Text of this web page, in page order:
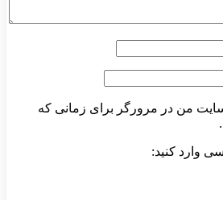
من در مرورگر برای زمانی که
وارد کنید: